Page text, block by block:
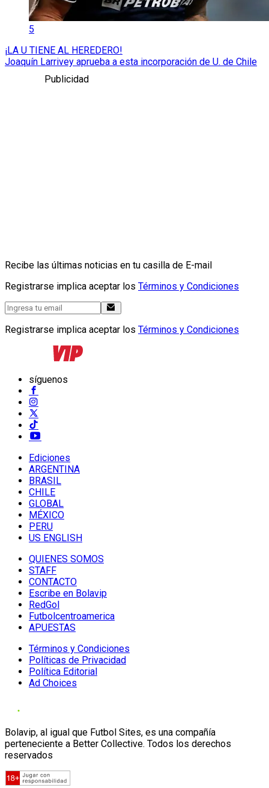
5
¡LA U TIENE AL HEREDERO!
Joaquín Larrivey aprueba a esta incorporación de U. de Chile
Publicidad
Recibe las últimas noticias en tu casilla de E-mail
Registrarse implica aceptar los Términos y Condiciones
Registrarse implica aceptar los Términos y Condiciones
síguenos
Ediciones
ARGENTINA
BRASIL
CHILE
GLOBAL
MÉXICO
PERU
US ENGLISH
QUIENES SOMOS
STAFF
CONTACTO
Escribe en Bolavip
RedGol
Futbolcentroamerica
APUESTAS
Términos y Condiciones
Políticas de Privacidad
Política Editorial
Ad Choices
Bolavip, al igual que Futbol Sites, es una compañía
perteneciente a Better Collective. Todos los derechos
reservados